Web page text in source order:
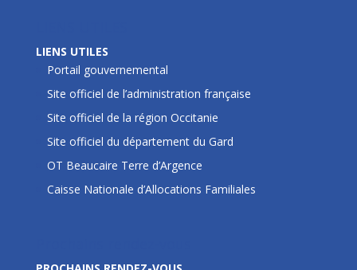
LIENS UTILES
Portail gouvernemental
Site officiel de l’administration française
Site officiel de la région Occitanie
Site officiel du département du Gard
OT Beaucaire Terre d’Argence
Caisse Nationale d’Allocations Familiales